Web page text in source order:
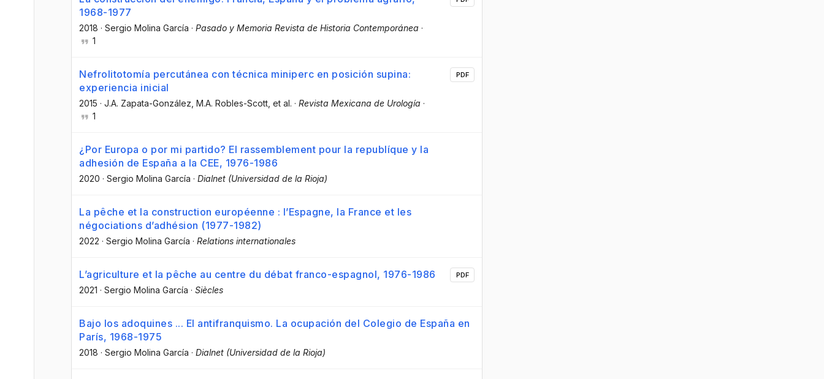
1968-1977
2018 · Sergio Molina García · Pasado y Memoria Revista de Historia Contemporánea ·
1
Nefrolitotomía percutánea con técnica miniperc en posición supina:
experiencia inicial
2015 · J.A. Zapata-González , M.A. Robles-Scott , et al. · Revista Mexicana de Urología ·
1
PDF
¿Por Europa o por mi partido? El rassemblement pour la republíque y la
adhesión de España a la CEE, 1976-1986
2020 · Sergio Molina García · Dialnet (Universidad de la Rioja)
La pêche et la construction européenne : l’Espagne, la France et les
négociations d’adhésion (1977-1982)
2022 · Sergio Molina García · Relations internationales
L’agriculture et la pêche au centre du débat franco-espagnol, 1976-1986
2021 · Sergio Molina García · Siècles
PDF
Bajo los adoquines ... El antifranquismo. La ocupación del Colegio de España en
París, 1968-1975
2018 · Sergio Molina García · Dialnet (Universidad de la Rioja)